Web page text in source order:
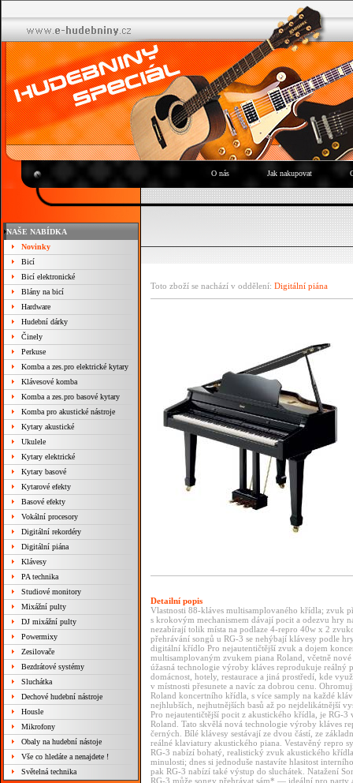
O nás Jak nakupovat
NAŠE NABÍDKA
Novinky
Bicí
Bicí elektronické
Blány na bicí
Hardware
Hudební dárky
Činely
Perkuse
Komba a zes.pro elektrické kytary
Klávesové komba
Komba a zes.pro basové kytary
Komba pro akustické nástroje
Kytary akustické
Ukulele
Kytary elektrické
Kytary basové
Kytarové efekty
Basové efekty
Vokální procesory
Digitální rekordéry
Digitální piána
Klávesy
PA technika
Studiové monitory
Mixážní pulty
DJ mixážní pulty
Powermixy
Zesilovače
Bezdrátové systémy
Sluchátka
Dechové hudební nástroje
Housle
Mikrofony
Obaly na hudební nástoje
Vše co hledáte a nenajdete !
Světelná technika
Toto zboží se nachází v oddělení: Digitální piána
Detailní popis
Vlastnosti 88-kláves multisamplovaného křídla; zvuk
s krokovým mechanismem dávají pocit a odezvu hry
nezabírají tolik místa na podlaze 4-repro 40w x 2
přehrávání songů u RG-3 se nehýbají klávesy podle
digitální křídlo Pro nejautentičtější zvuk a dojem
multisamplovaným zvukem piana Roland, včetně
úžasná technologie výroby kláves reprodukuje reálný
domácnost, hotely, restaurace a jiná prostředí, kde
v místnosti přesunete a navíc za dobrou cenu.
Roland koncertního křídla, s více samply na každé
nejhlubších, nejhutnějších basů až po nejdelikátnější
Pro nejautentičtější pocit z akustického křídla, je RG-
Roland. Tato skvělá nová technologie výroby kláves
černých. Bílé klávesy sestávají ze dvou částí, ze
reálné klaviatury akustického piana. Vestavěný repro
RG-3 nabízí bohatý, realistický zvuk akustického
minulosti; dnes si jednoduše nastavíte hlasitost
pak RG-3 nabízí také výstup do sluchátek. Natažení
RG-3 může songy přehrávat sám* — ideální pro party